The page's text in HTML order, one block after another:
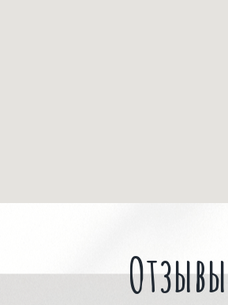
Отзывы